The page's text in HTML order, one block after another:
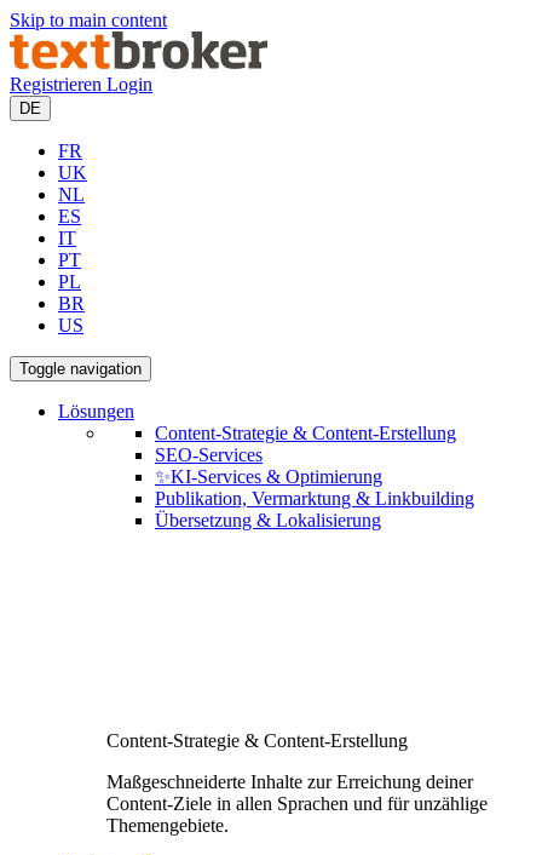
Skip to main content
Registrieren Login
DE
FR
UK
NL
ES
IT
PT
PL
BR
US
Toggle navigation
Lösungen
Content-Strategie & Content-Erstellung
SEO-Services
✨KI-Services & Optimierung
Publikation, Vermarktung & Linkbuilding
Übersetzung & Lokalisierung
Content-Strategie & Content-Erstellung
Maßgeschneiderte Inhalte zur Erreichung deiner
Content-Ziele in allen Sprachen und für unzählige
Themengebiete.